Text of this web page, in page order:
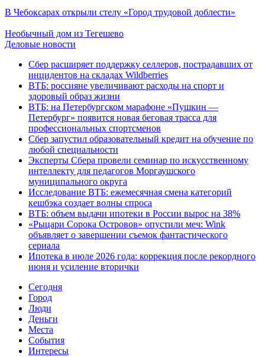
В Чебоксарах открыли стелу «Город трудовой доблести»
Необычный дом из Тегешево
Деловые новости
Сбер расширяет поддержку селлеров, пострадавших от
инцидентов на складах Wildberries
ВТБ: россияне увеличивают расходы на спорт и
здоровый образ жизни
ВТБ: на Петербургском марафоне «Пушкин —
Петербург» появится новая беговая трасса для
профессиональных спортсменов
Сбер запустил образовательный кредит на обучение по
любой специальности
Эксперты Сбера провели семинар по искусственному
интеллекту для педагогов Моргаушского
муниципального округа
Исследование ВТБ: ежемесячная смена категорий
кешбэка создает волны спроса
ВТБ: объем выдачи ипотеки в России вырос на 38%
«Рыцари Сорока Островов» опустили меч: Wink
объявляет о завершении съемок фантастического
сериала
Ипотека в июле 2026 года: коррекция после рекордного
июня и усиление вторички
Cегодня
Город
Люди
Деньги
Места
События
Интересы